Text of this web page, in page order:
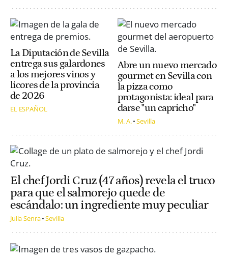
La Diputación de Sevilla
entrega sus galardones
a los mejores vinos y
licores de la provincia
de 2026
EL ESPAÑOL
Abre un nuevo mercado
gourmet en Sevilla con
la pizza como
protagonista: ideal para
darse "un capricho"
M. A. Sevilla
El chef Jordi Cruz (47 años) revela el truco
para que el salmorejo quede de
escándalo: un ingrediente muy peculiar
Julia Senra Sevilla